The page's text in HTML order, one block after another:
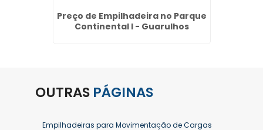
Preço de Empilhadeira no Parque
Continental I - Guarulhos
OUTRAS PÁGINAS
Empilhadeiras para Movimentação de Cargas